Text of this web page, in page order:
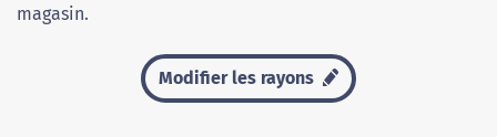
magasin.
Modifier les rayons